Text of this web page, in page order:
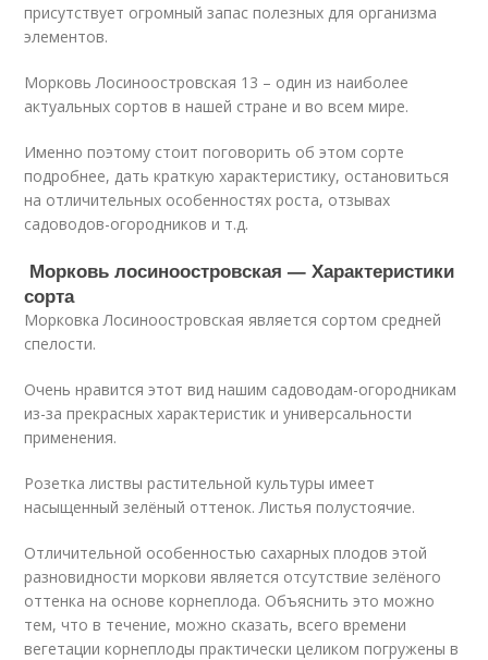
присутствует огромный запас полезных для организма
элементов.
Морковь Лосиноостровская 13 – один из наиболее
актуальных сортов в нашей стране и во всем мире.
Именно поэтому стоит поговорить об этом сорте
подробнее, дать краткую характеристику, остановиться
на отличительных особенностях роста, отзывах
садоводов-огородников и т.д.
Морковь лосиноостровская — Характеристики
сорта
Морковка Лосиноостровская является сортом средней
спелости.
Очень нравится этот вид нашим садоводам-огородникам
из-за прекрасных характеристик и универсальности
применения.
Розетка листвы растительной культуры имеет
насыщенный зелёный оттенок. Листья полустоячие.
Отличительной особенностью сахарных плодов этой
разновидности моркови является отсутствие зелёного
оттенка на основе корнеплода. Объяснить это можно
тем, что в течение, можно сказать, всего времени
вегетации корнеплоды практически целиком погружены в